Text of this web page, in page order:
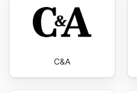
C&A